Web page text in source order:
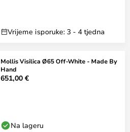
Vrijeme isporuke: 3 - 4 tjedna
Mollis Visilica Ø65 Off-White - Made By
Hand
651,00 €
Na lageru